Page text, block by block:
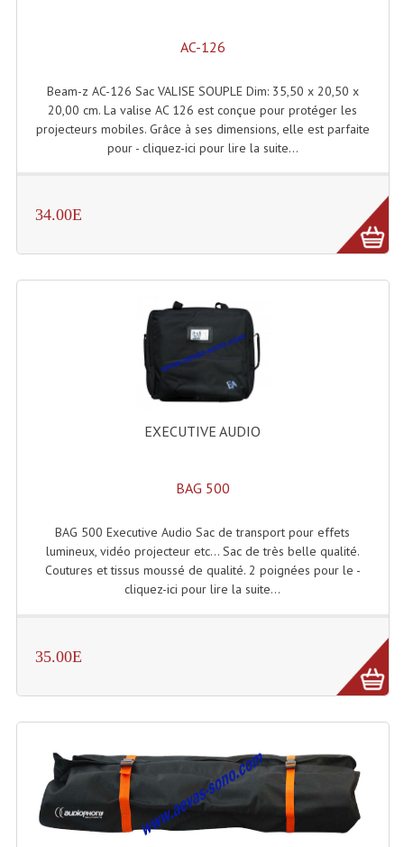
Rack 19" PRO Betonex
Sac Trolley De Transport
Sacs & Housses De Transport
Rack 19" STYLE VSR (capot En L)
Machines À Effets Fumées, Mousses, Liquid
Machines À Fumées
Lanceur De Flammes Et Cartouche De Gaz
Machine À Etincelles Froides
Machines & Canon À Confettis
Machines À Bulles
Liquide À Bulles
Liquide À Neige
AC-126
Beam-z AC-126 Sac VALISE SOUPLE Dim: 35,50 x 20,50 x
20,00 cm. La valise AC 126 est conçue pour protéger les
projecteurs mobiles. Grâce à ses dimensions, elle est parfaite
pour - cliquez-ici pour lire la suite...
34.00E
EXECUTIVE AUDIO
BAG 500
BAG 500 Executive Audio Sac de transport pour effets
lumineux, vidéo projecteur etc... Sac de très belle qualité.
Coutures et tissus moussé de qualité. 2 poignées pour le -
cliquez-ici pour lire la suite...
35.00E